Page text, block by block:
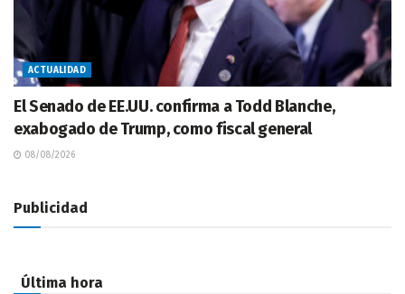
ACTUALIDAD
El Senado de EE.UU. confirma a Todd Blanche,
exabogado de Trump, como fiscal general
08/08/2026
Publicidad
Última hora